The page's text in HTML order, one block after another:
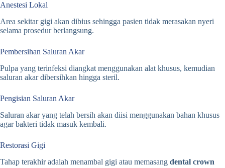
Anestesi Lokal
Area sekitar gigi akan dibius sehingga pasien tidak merasakan nyeri
selama prosedur berlangsung.
Pembersihan Saluran Akar
Pulpa yang terinfeksi diangkat menggunakan alat khusus, kemudian
saluran akar dibersihkan hingga steril.
Pengisian Saluran Akar
Saluran akar yang telah bersih akan diisi menggunakan bahan khusus
agar bakteri tidak masuk kembali.
Restorasi Gigi
Tahap terakhir adalah menambal gigi atau memasang dental crown